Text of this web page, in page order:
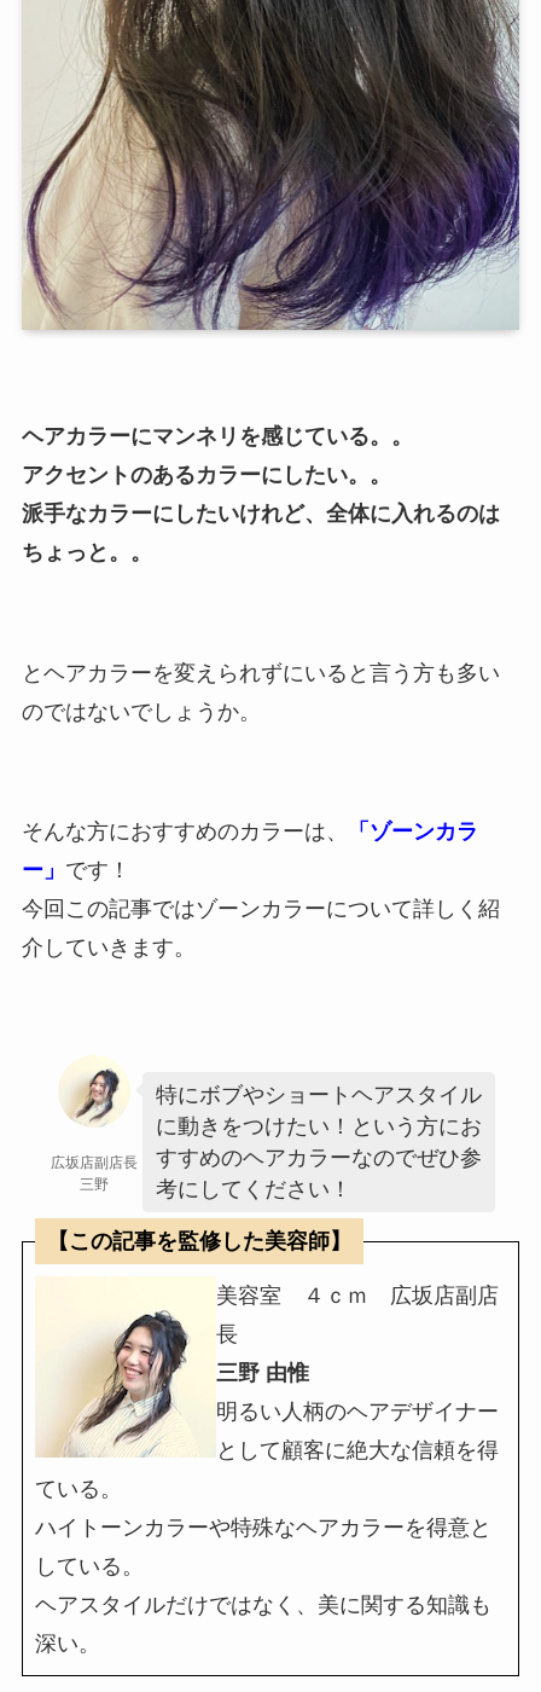
ヘアカラーにマンネリを感じている。。
アクセントのあるカラーにしたい。。
派手なカラーにしたいけれど、全体に入れるのは
ちょっと。。
とヘアカラーを変えられずにいると言う方も多い
のではないでしょうか。
そんな方におすすめのカラーは、
「ゾーンカラ
ー」 です！
今回この記事ではゾーンカラーについて詳しく紹
介していきます。
広坂店副店長
三野
特にボブやショートヘアスタイル
に動きをつけたい！という方にお
すすめのヘアカラーなのでぜひ参
考にしてください！
【この記事を監修した美容師】
美容室 ４ｃｍ 広坂店副店
長
三野 由惟
明るい人柄のヘアデザイナー
として顧客に絶大な信頼を得
ている。
ハイトーンカラーや特殊なヘアカラーを得意と
している。
ヘアスタイルだけではなく、美に関する知識も
深い。